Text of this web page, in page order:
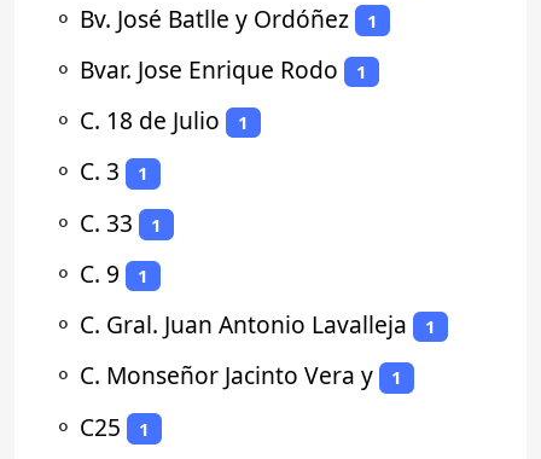
⚬ Bv. José Batlle y Ordóñez 1
⚬ Bvar. Jose Enrique Rodo 1
⚬ C. 18 de Julio 1
⚬ C. 3 1
⚬ C. 33 1
⚬ C. 9 1
⚬ C. Gral. Juan Antonio Lavalleja 1
⚬ C. Monseñor Jacinto Vera y 1
⚬ C25 1